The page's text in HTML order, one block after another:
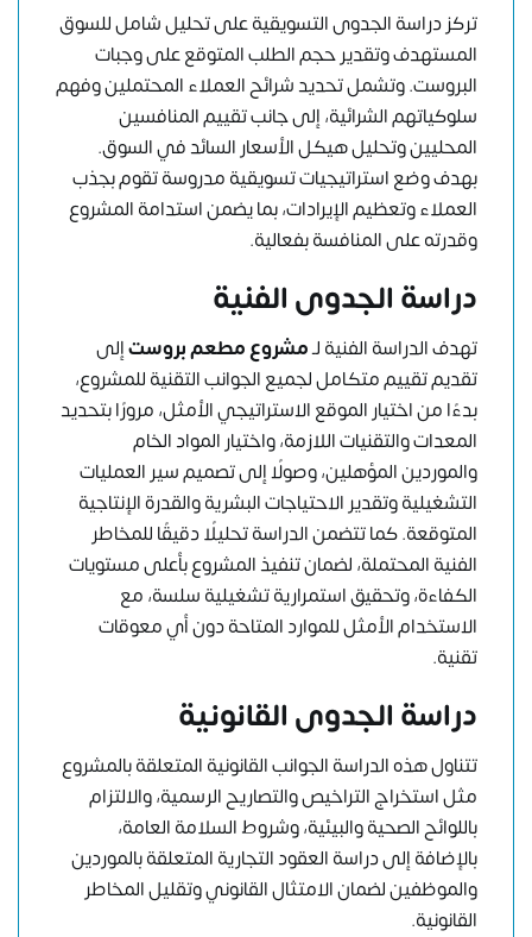
تركز دراسة الجدوى التسويقية على تحليل شامل للسوق
المستهدف وتقدير حجم الطلب المتوقع على وجبات
البروست. وتشمل تحديد شرائح العملاء المحتملين وفهم
سلوكياتهم الشرائية، إلى جانب تقييم المنافسين
المحليين وتحليل هيكل الأسعار السائد في السوق.
بهدف وضع استراتيجيات تسويقية مدروسة تقوم بجذب
العملاء وتعظيم الإيرادات، بما يضمن استدامة المشروع
وقدرته على المنافسة بفعالية.
دراسة الجدوى الفنية
تهدف الدراسة الفنية لـمشروع مطعم بروستإلى
تقديم تقييم متكامل لجميع الجوانب التقنية للمشروع،
بدءًا من اختيار الموقع الاستراتيجي الأمثل، مرورًا بتحديد
المعدات والتقنيات اللازمة، واختيار المواد الخام
والموردين المؤهلين، وصولًا إلى تصميم سير العمليات
التشغيلية وتقدير الاحتياجات البشرية والقدرة الإنتاجية
المتوقعة. كما تتضمن الدراسة تحليلًا دقيقًا للمخاطر
الفنية المحتملة، لضمان تنفيذ المشروع بأعلى مستويات
الكفاءة، وتحقيق استمرارية تشغيلية سلسة، مع
الاستخدام الأمثل للموارد المتاحة دون أي معوقات
تقنية.
دراسة الجدوى القانونية
تتناول هذه الدراسة الجوانب القانونية المتعلقة بالمشروع
مثل استخراج التراخيص والتصاريح الرسمية، والالتزام
باللوائح الصحية والبيئية، وشروط السلامة العامة،
بالإضافة إلى دراسة العقود التجارية المتعلقة بالموردين
والموظفين لضمان الامتثال القانوني وتقليل المخاطر
القانونية.